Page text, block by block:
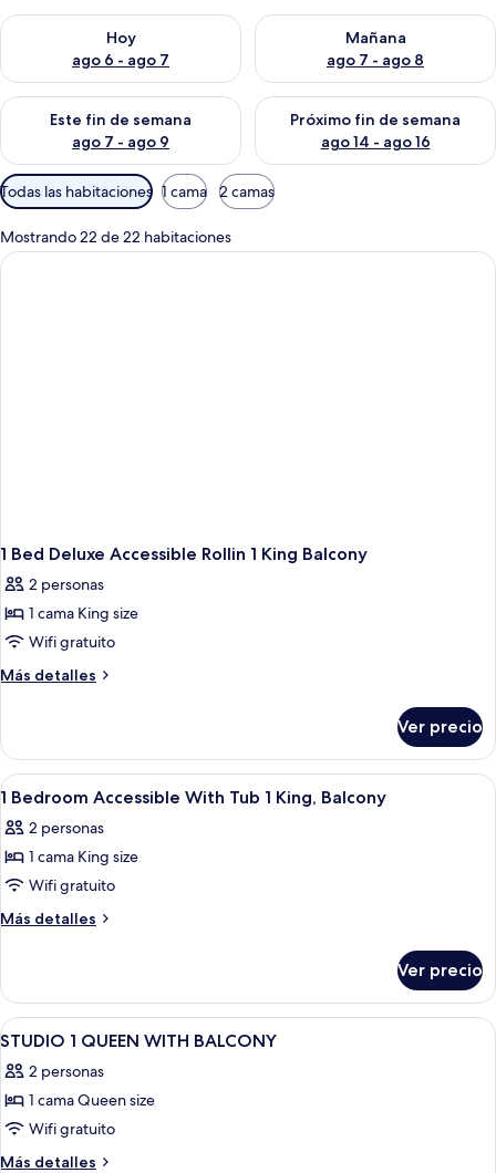
Hoy
ago 6 - ago 7
Consulta la disponibilidad para hoy ago 6 - ago 7
Mañana
ago 7 - ago 8
Consulta la disponibilidad
Este fin de semana
ago 7 - ago 9
Consulta la disponibilidad para este fin de semana ago 7 -
Próximo fin de semana
ago 14 - ago 16
Consulta la disponibilidad
Filtros
disponibles
para
las
Todas las habitaciones 1 cama 2 camas
Mostrando 22 de 22 habitaciones
1 Bed Deluxe Accessible Rollin 1 King Balcony
2 personas
1 cama King size
Wifi gratuito
Más detalles
Más
Bed
Deluxe
Accessible
King
Ver precio
Abrir
todas
las
fotos
de
1
With
Tub
1
King,
Balcony
Una cocina compacta equipada con
2
1 Bedroom Accessible With Tub 1 King, Balcony
2 personas
1 cama King size
Wifi gratuito
Más detalles
Más
Bedroom
Accessible
With
King,
Ver precio
Abrir
todas
las
fotos
de
STUDIO
Edredón, caja de seguridad en la
2
STUDIO 1 QUEEN WITH BALCONY
2 personas
1 cama Queen size
Wifi gratuito
Más detalles
Más